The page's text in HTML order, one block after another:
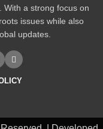
With a strong focus on
issues while also
updates.